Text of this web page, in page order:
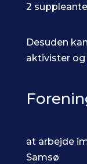
2
Desuden
aktivister
at arbejde
Samsø